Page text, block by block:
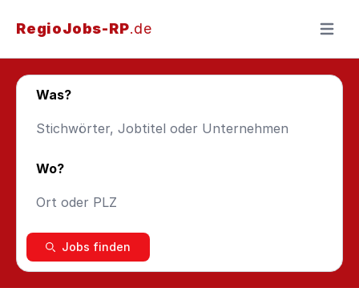
RegioJobs-RP.de Menü
Was?
Wo?
Jobs finden